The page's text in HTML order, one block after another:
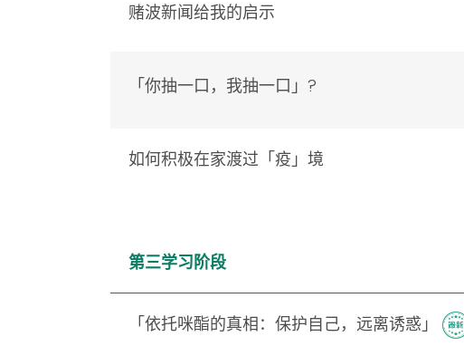
赌波新闻给我的启示
「你抽一口，我抽一口」?
如何积极在家渡过 「疫」 境
第三学习阶段
「依托咪酯的真相：保护自己，远离诱惑」